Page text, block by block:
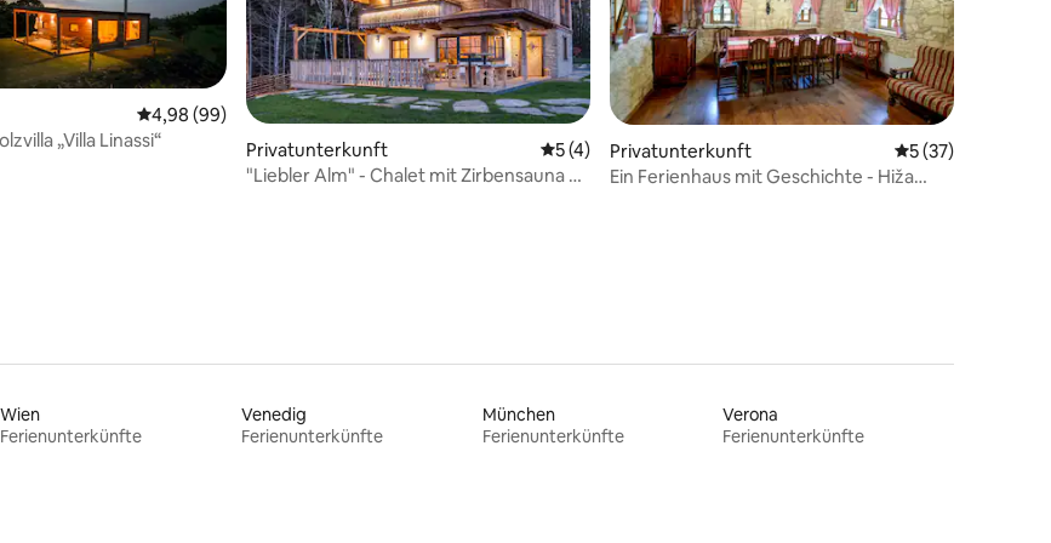
5 von 5, 20 Bewertungen
Durchschnittliche Bewertung: 4,98 von 5, 99 Bewertungen
4,98 (99)
„Villa Linassi“
Privatunterkunft Durchschnittliche Bewertung: 5 von 5, 4 Bewertungen
5 (4)
"Liebler Alm" - Chalet mit Zirbensauna &
Privatunterkunft Durchschnittliche
5 (37)
Ein Ferienhaus mit Geschichte - Hiža
Wien
Ferienunterkünfte
Venedig
Ferienunterkünfte
München
Ferienunterkünfte
Verona
Ferienunterkünfte